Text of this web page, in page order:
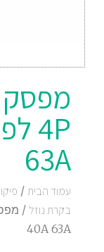
מפסק
63A
עמוד הבית /
בקרת נוזל
40A 63A